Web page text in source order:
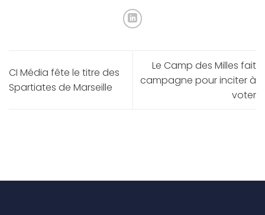
CI Média fête le titre des
Spartiates de Marseille
Le Camp des Milles fait
campagne pour inciter à
voter